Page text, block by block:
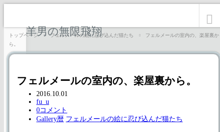
羊男の無限飛翔
トップページ フェルメールの絵に忍び込んだ猫たち
フェルメールの室内の、楽屋裏か
ら。
フェルメールの室内の、楽屋裏から。
2016.10.01
fu_u
0コメント
Gallery暦 フェルメールの絵に忍び込んだ猫たち